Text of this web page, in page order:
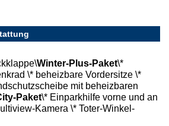
Winter-Plus-Paket\*
\* beheizbare Vordersitze \*
mit beheizbaren
Paket\* Einparkhilfe vorne und an
Kamera \* Toter-Winkel-